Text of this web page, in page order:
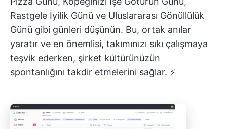
Rastgele İyilik Günü ve Uluslararası Gönüllülük
Günü gibi günleri düşünün. Bu, ortak anılar
yaratır ve en önemlisi, takımınızı sıkı çalışmaya
teşvik ederken, şirket kültürünüzün
spontanlığını takdir etmelerini sağlar. ⚡️